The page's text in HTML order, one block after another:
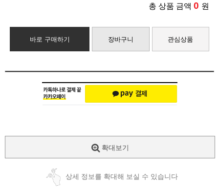
총 상품 금액 0 원
바로 구매하기 장바구니 관심상품
확대보기
상세 정보를 확대해 보실 수 있습니다